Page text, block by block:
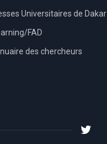
Universitaires de Dakar
FAD
des chercheurs